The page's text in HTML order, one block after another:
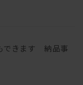
できます 納品事